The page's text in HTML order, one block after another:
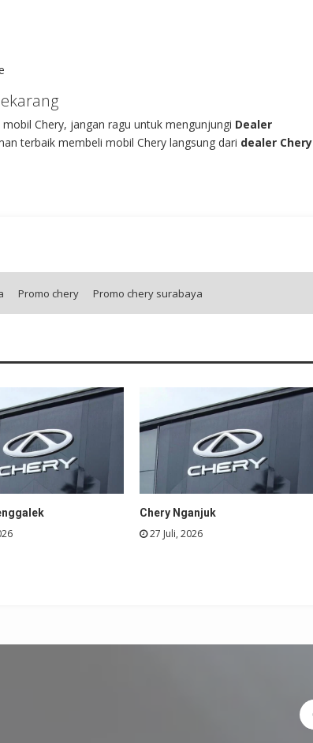
Chery, jangan ragu untuk mengunjungi Dealer
terbaik membeli mobil Chery langsung dari dealer Chery
Promo chery Promo chery surabaya
Chery Nganjuk
27 Juli, 2026